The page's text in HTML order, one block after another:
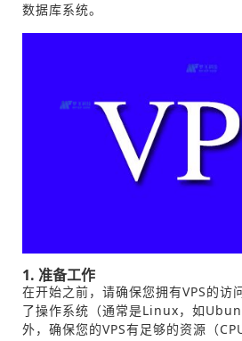
数据库系统。
1. 准备工作
在开始之前，请确保您拥有VPS的访
了操作系统（通常是Linux，如
外，确保您的VPS有足够的资源（